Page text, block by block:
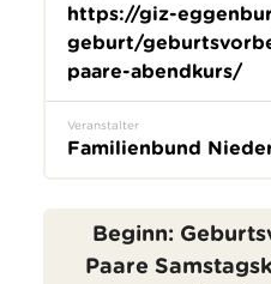
https://giz-
geburt/
paare-abendkurs/
Veranstalter
Familienbund
Beginn:
Paare